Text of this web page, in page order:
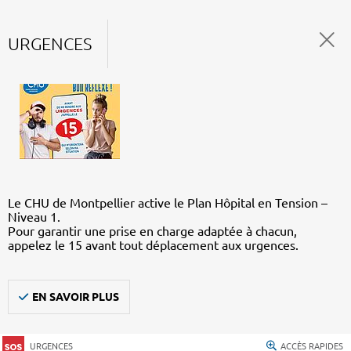
URGENCES
Le CHU de Montpellier active le Plan Hôpital en Tension –
Niveau 1.
Pour garantir une prise en charge adaptée à chacun,
appelez le 15 avant tout déplacement aux urgences.
EN SAVOIR PLUS
URGENCES ACCÈS RAPIDES